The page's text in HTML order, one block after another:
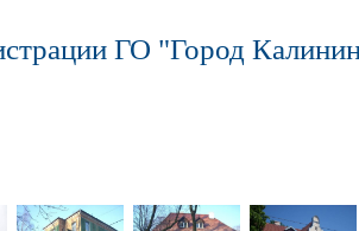
ГО "Город